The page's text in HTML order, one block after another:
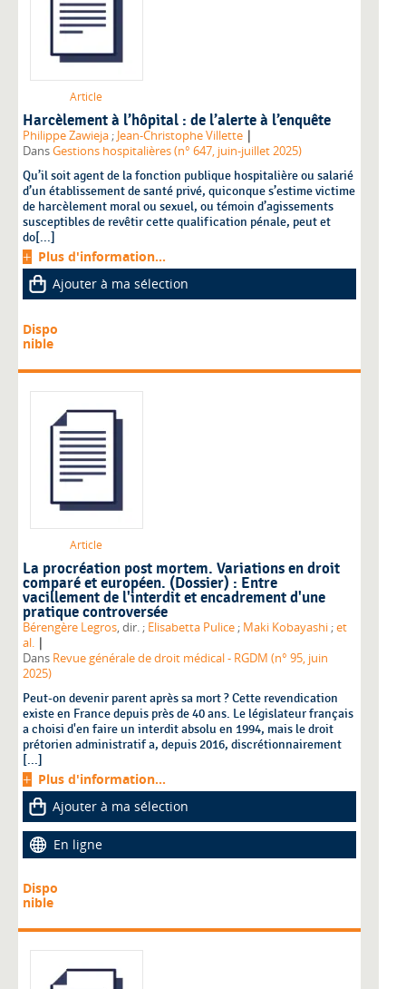
Article
Harcèlement à l’hôpital : de l’alerte à l’enquête
Philippe Zawieja ; Jean-Christophe Villette |
DansGestions hospitalières (n° 647, juin-juillet 2025)
Qu’il soit agent de la fonction publique hospitalière ou salarié
d’un établissement de santé privé, quiconque s’estime victime
de harcèlement moral ou sexuel, ou témoin d’agissements
susceptibles de revêtir cette qualification pénale, peut et
do[...]
Plus d'information...
Ajouter à ma sélection
Dispo
nible
Article
La procréation post mortem. Variations en droit
comparé et européen. (Dossier) : Entre
vacillement de l'interdit et encadrement d'une
pratique controversée
Bérengère Legros , dir. ; Elisabetta Pulice ; Maki Kobayashi ;et
al. |
Dans Revue générale de droit médical - RGDM (n° 95, juin
2025)
Peut-on devenir parent après sa mort ? Cette revendication
existe en France depuis près de 40 ans. Le législateur français
a choisi d'en faire un interdit absolu en 1994, mais le droit
prétorien administratif a, depuis 2016, discrétionnairement
[...]
Plus d'information...
Ajouter à ma sélection
En ligne
Dispo
nible